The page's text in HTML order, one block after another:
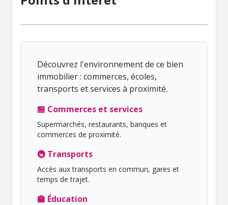
Découvrez l'environnement de ce bien
immobilier : commerces, écoles,
transports et services à proximité.
🏪 Commerces et services
Supermarchés, restaurants, banques et
commerces de proximité.
🚇 Transports
Accès aux transports en commun, gares et
temps de trajet.
🏫 Éducation